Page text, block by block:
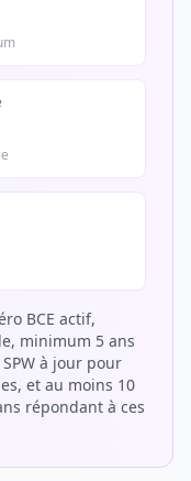
BCE actif,
minimum 5 ans
à jour pour
et au moins 10
répondant à ces